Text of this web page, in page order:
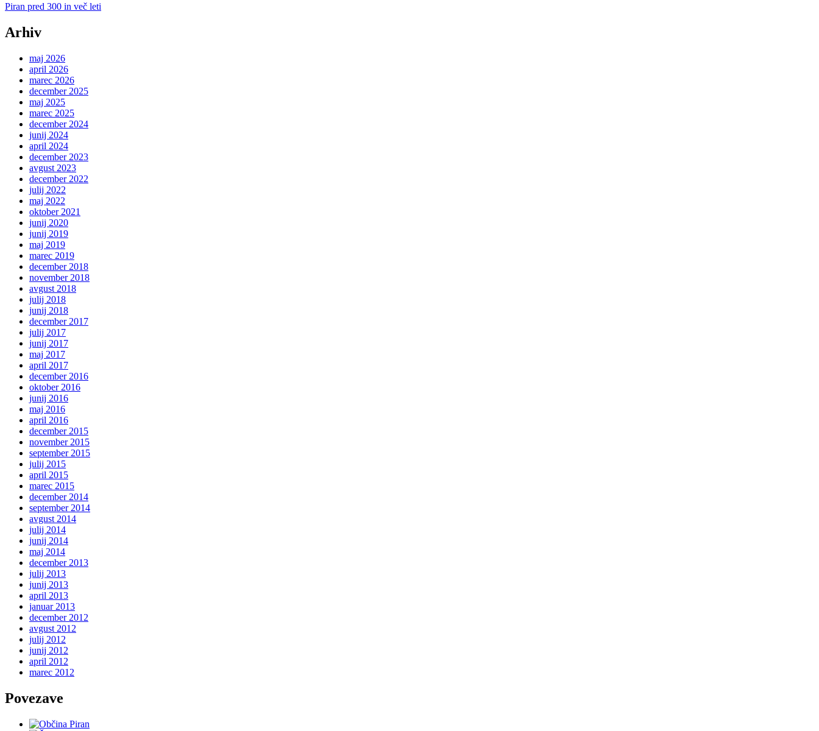
Piran pred 300 in več leti
Arhiv
maj 2026
april 2026
marec 2026
december 2025
maj 2025
marec 2025
december 2024
junij 2024
april 2024
december 2023
avgust 2023
december 2022
julij 2022
maj 2022
oktober 2021
junij 2020
junij 2019
maj 2019
marec 2019
december 2018
november 2018
avgust 2018
julij 2018
junij 2018
december 2017
julij 2017
junij 2017
maj 2017
april 2017
december 2016
oktober 2016
junij 2016
maj 2016
april 2016
december 2015
november 2015
september 2015
julij 2015
april 2015
marec 2015
december 2014
september 2014
avgust 2014
julij 2014
junij 2014
maj 2014
december 2013
julij 2013
junij 2013
april 2013
januar 2013
december 2012
avgust 2012
julij 2012
junij 2012
april 2012
marec 2012
Povezave